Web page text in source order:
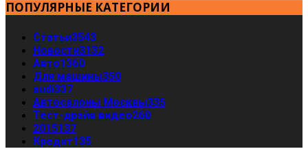
ПОПУЛЯРНЫЕ КАТЕГОРИИ
Статьи3543
Новости3132
Авто1360
Для машины350
audi337
Автосалоны Москвы335
Тест-драйв видео260
2015137
Кредит135